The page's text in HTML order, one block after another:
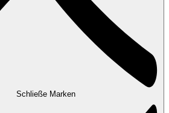
Schließe Marken